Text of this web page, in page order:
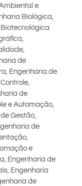
e
Biológica,
de
Engenharia de
de
e Automação,
Gestão,
de
e
Engenharia de
Engenharia
de